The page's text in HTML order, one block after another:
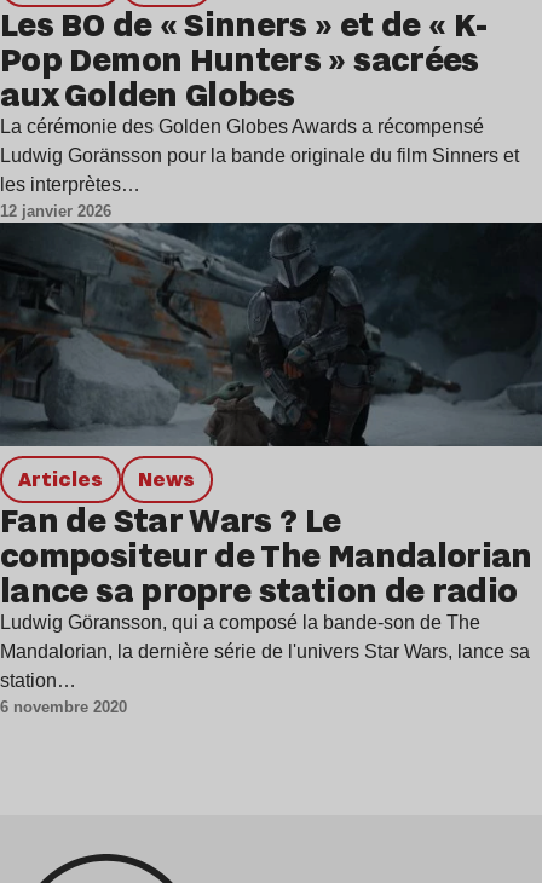
Les BO de « Sinners » et de « K-
Pop Demon Hunters » sacrées
aux Golden Globes
La cérémonie des Golden Globes Awards a récompensé
Ludwig Goränsson pour la bande originale du film Sinners et
les interprètes…
12 janvier 2026
Articles news
Fan de Star Wars ? Le
compositeur de The Mandalorian
lance sa propre station de radio
Ludwig Göransson, qui a composé la bande-son de The
Mandalorian, la dernière série de l'univers Star Wars, lance sa
station…
6 novembre 2020